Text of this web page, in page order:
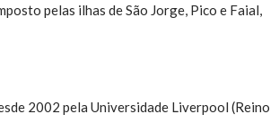
pelas ilhas de São Jorge, Pico e Faial,
2002 pela Universidade Liverpool (Reino